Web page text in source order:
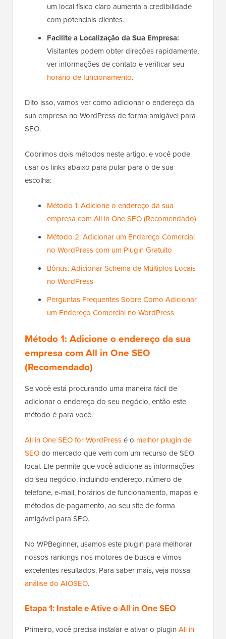
um local físico claro aumenta a credibilidade
com potenciais clientes.
Facilite a Localização da Sua Empresa:
Visitantes podem obter direções rapidamente,
ver informações de contato e verificar seu
horário de funcionamento.
Dito isso, vamos ver como adicionar o endereço da
sua empresa no WordPress de forma amigável para
SEO.
Cobrimos dois métodos neste artigo, e você pode
usar os links abaixo para pular para o de sua
escolha:
Método 1: Adicione o endereço da sua
empresa com All in One SEO (Recomendado)
Método 2: Adicionar um Endereço Comercial
no WordPress com um Plugin Gratuito
Bônus: Adicionar Schema de Múltiplos Locais
no WordPress
Perguntas Frequentes Sobre Como Adicionar
um Endereço Comercial no WordPress
Método 1: Adicione o endereço da sua
empresa com All in One SEO
(Recomendado)
Se você está procurando uma maneira fácil de
adicionar o endereço do seu negócio, então este
método é para você.
All in One SEO for WordPressé o melhor plugin de
SEOdo mercado que vem com um recurso de SEO
local. Ele permite que você adicione as informações
do seu negócio, incluindo endereço, número de
telefone, e-mail, horários de funcionamento, mapas e
métodos de pagamento, ao seu site de forma
amigável para SEO.
No WPBeginner, usamos este plugin para melhorar
nossos rankings nos motores de busca e vimos
excelentes resultados. Para saber mais, veja nossa
análise do AIOSEO.
Etapa 1: Instale e Ative o All in One SEO
Primeiro, você precisa instalar e ativar o plugin All in